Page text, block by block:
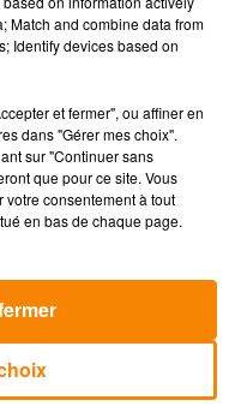
DU CHEVAL D'ALBI 2025
événement à ne pas
!
Match and combine data from
Identify devices based on
et fermer", ou affiner en
dans "Gérer mes choix".
sur "Continuer sans
que pour ce site. Vous
votre consentement à tout
en bas de chaque page.